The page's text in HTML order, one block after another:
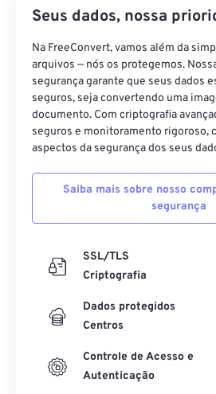
Seus dados, nossa
Na FreeConvert, vamos além da
arquivos — nós os protegemos.
segurança garante que seus dados
seguros, seja convertendo uma
documento. Com criptografia
seguros e monitoramento rigoroso,
aspectos da segurança dos seus
Saiba mais sobre nosso
segurança
SSL/TLS
Criptografia
Dados protegidos
Centros
Controle de Acesso e
Autenticação